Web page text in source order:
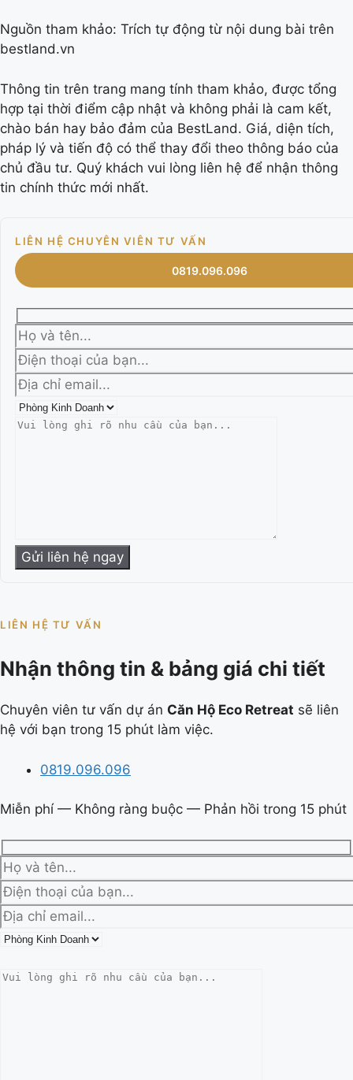
LIÊN HỆ CHUYÊN VIÊN TƯ VẤN
0819.096.096
Nguồn tham khảo: Trích tự động từ nội dung bài trên
bestland.vn
Thông tin trên trang mang tính tham khảo, được tổng
hợp tại thời điểm cập nhật và không phải là cam kết,
chào bán hay bảo đảm của BestLand. Giá, diện tích,
pháp lý và tiến độ có thể thay đổi theo thông báo của
chủ đầu tư. Quý khách vui lòng liên hệ để nhận thông
tin chính thức mới nhất.
LIÊN HỆ TƯ VẤN
Nhận thông tin & bảng giá chi tiết
Chuyên viên tư vấn dự án Căn Hộ Eco Retreat sẽ liên
hệ với bạn trong 15 phút làm việc.
0819.096.096
Miễn phí — Không ràng buộc — Phản hồi trong 15 phút